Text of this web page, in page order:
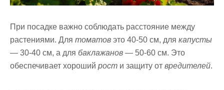
При посадке важно соблюдать расстояние между
растениями. Для томатов это 40-50 см, для капусты
— 30-40 см, а для баклажанов — 50-60 см. Это
обеспечивает хороший рост и защиту от вредителей.